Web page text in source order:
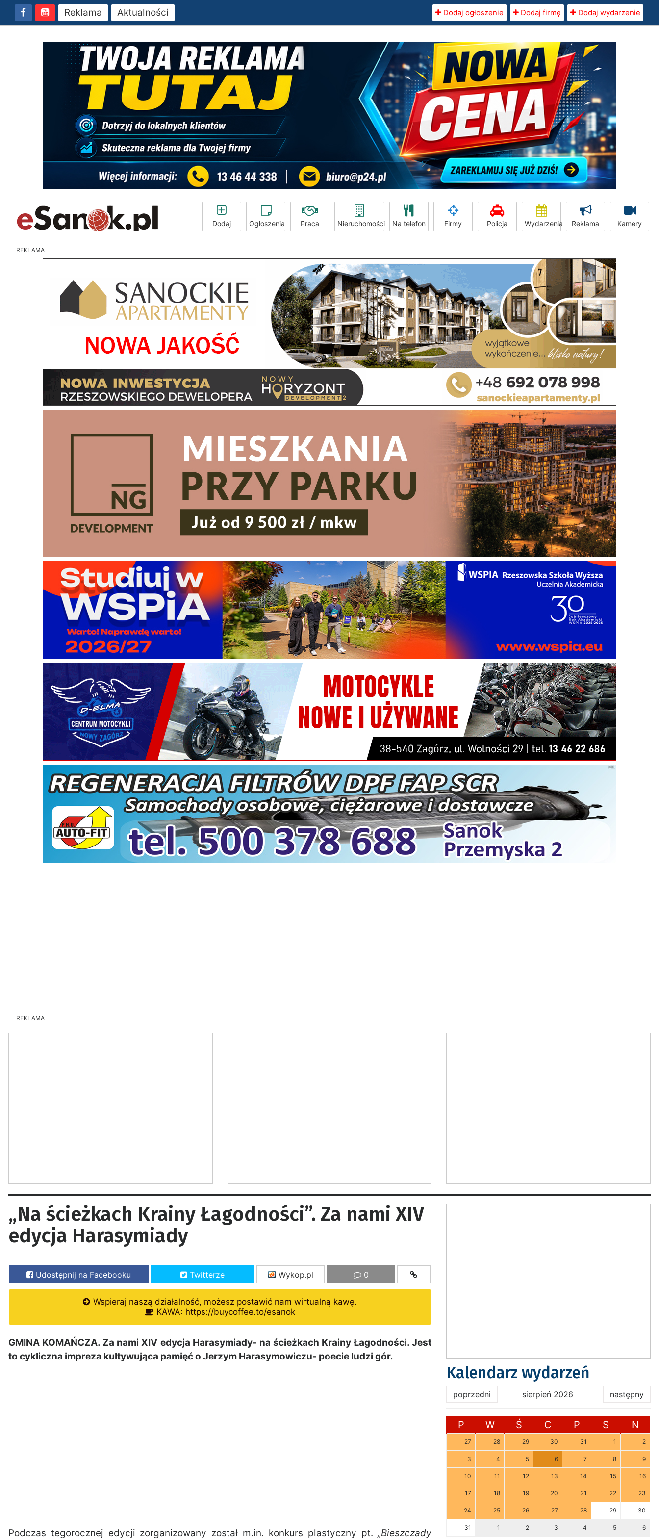
Reklama Aktualności Dodaj ogłoszenie Dodaj firmę Dodaj wydarzenie
Dodaj Ogłoszenia Praca Nieruchomości Na telefon Firmy Policja Wydarzenia Reklama Kamery
REKLAMA
REKLAMA
„Na ścieżkach Krainy Łagodności”. Za nami XIV
edycja Harasymiady
Udostępnij na Facebooku Twitterze Wykop.pl 0
Wspieraj naszą działalność, możesz postawić nam wirtualną kawę.
KAWA: https://buycoffee.to/esanok
GMINA KOMAŃCZA. Za nami XIV edycja Harasymiady- na ścieżkach Krainy Łagodności. Jest
to cykliczna impreza kultywująca pamięć o Jerzym Harasymowiczu- poecie ludzi gór.
Podczas tegorocznej edycji zorganizowany został m.in. konkurs plastyczny pt.„Bieszczady
Kalendarz wydarzeń
poprzedni sierpień 2026 następny
P W Ś C P S N
27 28 29 30 31 1 2
3 4 5 6 7 8 9
10 11 12 13 14 15 16
17 18 19 20 21 22 23
24 25 26 27 28 29 30
31 1 2 3 4 5 6